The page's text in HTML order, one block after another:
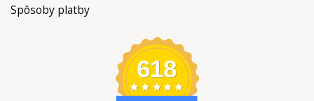
Spôsoby platby
618